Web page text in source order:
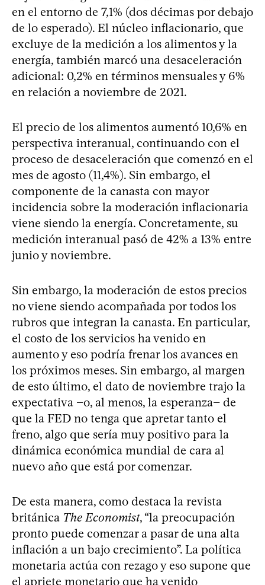
en el entorno de 7,1% (dos décimas por debajo
de lo esperado). El núcleo inflacionario, que
excluye de la medición a los alimentos y la
energía, también marcó una desaceleración
adicional: 0,2% en términos mensuales y 6%
en relación a noviembre de 2021.
El precio de los alimentos aumentó 10,6% en
perspectiva interanual, continuando con el
proceso de desaceleración que comenzó en el
mes de agosto (11,4%). Sin embargo, el
componente de la canasta con mayor
incidencia sobre la moderación inflacionaria
viene siendo la energía. Concretamente, su
medición interanual pasó de 42% a 13% entre
junio y noviembre.
Sin embargo, la moderación de estos precios
no viene siendo acompañada por todos los
rubros que integran la canasta. En particular,
el costo de los servicios ha venido en
aumento y eso podría frenar los avances en
los próximos meses. Sin embargo, al margen
de esto último, el dato de noviembre trajo la
expectativa −o, al menos, la esperanza− de
que la FED no tenga que apretar tanto el
freno, algo que sería muy positivo para la
dinámica económica mundial de cara al
nuevo año que está por comenzar.
De esta manera, como destaca la revista
británica The Economist, “la preocupación
pronto puede comenzar a pasar de una alta
inflación a un bajo crecimiento”. La política
monetaria actúa con rezago y eso supone que
el apriete monetario que ha venido